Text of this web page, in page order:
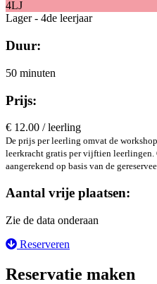
4LJ
Lager - 4de leerjaar
Duur:
50 minuten
Prijs:
€ 12.00 / leerling
De prijs per leerling omvat de
leerkracht gratis per vijftien leerlingen.
aangerekend op basis van de
Aantal vrije plaatsen:
Zie de data onderaan
Reserveren
Reservatie maken